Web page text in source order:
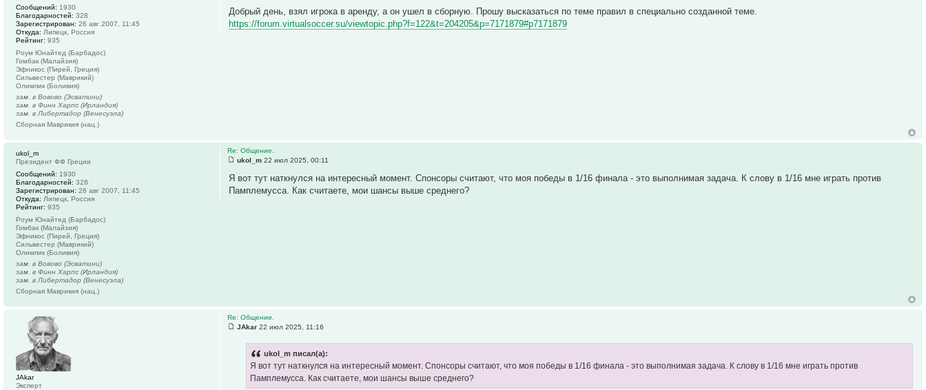
Добрый день, взял игрока в аренду, а он ушел в сборную. Прошу высказаться по теме правил в специально созданной теме.
https://forum.virtualsoccer.su/viewtopic.php?f=122&t=204205&p=7171879#p7171879
Сообщений: 1930
Благодарностей: 328
Зарегистрирован: 26 авг 2007, 11:45
Откуда: Липецк, Россия
Рейтинг: 935
Роум Юнайтед (Барбадос)
Гомбак (Малайзия)
Эфникос (Пирей, Греция)
Сильвестер (Маврикий)
Олимпик (Боливия)
зам. в Вовово (Эсватини)
зам. в Финн Харпс (Ирландия)
зам. в Либертадор (Венесуэла)
Сборная Маврикия (нац.)
Re: Общение.
ukol_m 22 июл 2025, 00:11
Я вот тут наткнулся на интересный момент. Спонсоры считают, что моя победы в 1/16 финала - это выполнимая задача. К слову в 1/16 мне играть против
Памплемусса. Как считаете, мои шансы выше среднего?
ukol_m
Президент ФФ Греции
Сообщений: 1930
Благодарностей: 328
Зарегистрирован: 26 авг 2007, 11:45
Откуда: Липецк, Россия
Рейтинг: 935
Роум Юнайтед (Барбадос)
Гомбак (Малайзия)
Эфникос (Пирей, Греция)
Сильвестер (Маврикий)
Олимпик (Боливия)
зам. в Вовово (Эсватини)
зам. в Финн Харпс (Ирландия)
зам. в Либертадор (Венесуэла)
Сборная Маврикия (нац.)
Re: Общение.
JAkar 22 июл 2025, 11:16
ukol_m писал(а):
Я вот тут наткнулся на интересный момент. Спонсоры считают, что моя победы в 1/16 финала - это выполнимая задача. К слову в 1/16 мне играть против
Памплемусса. Как считаете, мои шансы выше среднего?
JAkar
Эксперт